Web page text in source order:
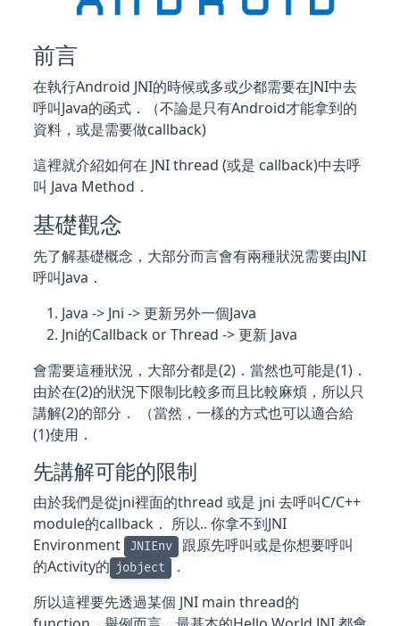
前言
在執行Android JNI的時候或多或少都需要在JNI中去
呼叫Java的函式．（不論是只有Android才能拿到的
資料，或是需要做callback)
這裡就介紹如何在 JNI thread (或是 callback)中去呼
叫 Java Method．
基礎觀念
先了解基礎概念，大部分而言會有兩種狀況需要由JNI
呼叫Java．
Java -> Jni -> 更新另外一個Java
Jni的Callback or Thread -> 更新 Java
會需要這種狀況，大部分都是(2)．當然也可能是(1)．
由於在(2)的狀況下限制比較多而且比較麻煩，所以只
講解(2)的部分． （當然，一樣的方式也可以適合給
(1)使用．
先講解可能的限制
由於我們是從jni裡面的thread 或是 jni 去呼叫C/C++
module的callback． 所以.. 你拿不到JNI
Environment
JNIEnv 跟原先呼叫或是你想要呼叫
的Activity的 jobject ．
所以這裡要先透過某個 JNI main thread的